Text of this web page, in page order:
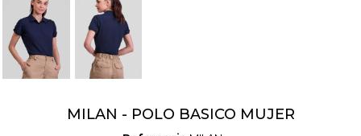
MILAN - POLO BASICO MUJER